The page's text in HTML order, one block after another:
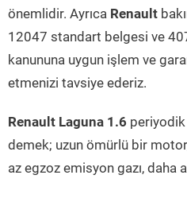
önemlidir. Ayrıca Renault
12047 standart belgesi ve
kanununa uygun işlem ve
etmenizi tavsiye ederiz.
Renault Laguna 1.6 periyodik
demek; uzun ömürlü bir
az egzoz emisyon gazı, daha